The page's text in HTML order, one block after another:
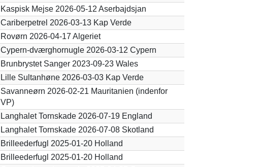
Kaspisk Mejse 2026-05-12 Aserbajdsjan
Cariberpetrel 2026-03-13 Kap Verde
Rovørn 2026-04-17 Algeriet
Cypern-dværghornugle 2026-03-12 Cypern
Brunbrystet Sanger 2023-09-23 Wales
Lille Sultanhøne 2026-03-03 Kap Verde
Savanneørn 2026-02-21 Mauritanien (indenfor
VP)
Langhalet Tornskade 2026-07-19 England
Langhalet Tornskade 2026-07-08 Skotland
Brilleederfugl 2025-01-20 Holland
Brilleederfugl 2025-01-20 Holland